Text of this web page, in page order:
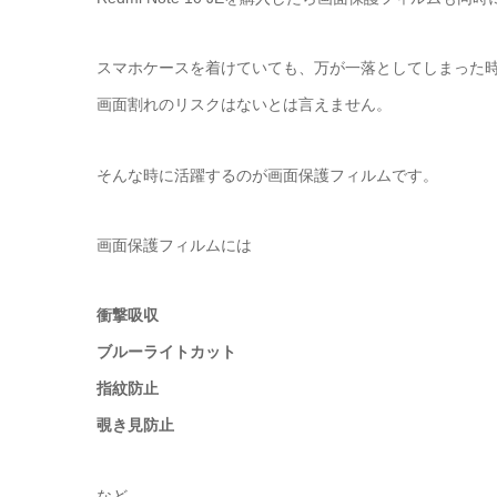
スマホケースを着けていても、万が一落としてしまった
画面割れのリスクはないとは言えません。
そんな時に活躍するのが画面保護フィルムです。
画面保護フィルムには
衝撃吸収
ブルーライトカット
指紋防止
覗き見防止